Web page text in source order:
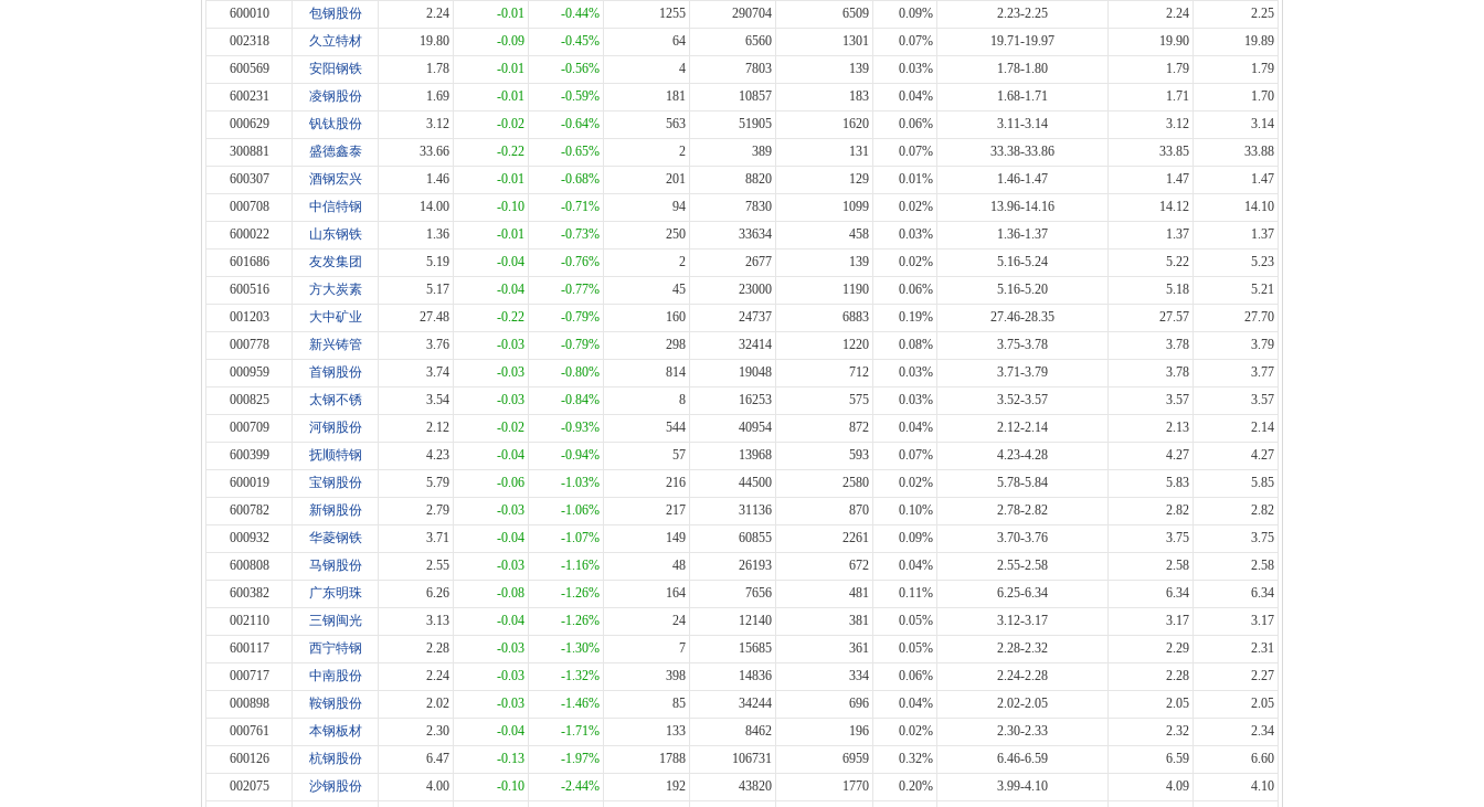
600010
包钢股份 2.24 -0.01 -0.44% 1255 290704 6509 0.09% 2.23-2.25 2.24
2.25
002318
久立特材 19.80 -0.09 -0.45% 64 6560 1301 0.07% 19.71-19.97 19.90
19.89
600569
安阳钢铁 1.78 -0.01 -0.56% 4 7803 139 0.03% 1.78-1.80 1.79
1.79
600231
凌钢股份 1.69 -0.01 -0.59% 181 10857 183 0.04% 1.68-1.71 1.71
1.70
000629
钒钛股份 3.12 -0.02 -0.64% 563 51905 1620 0.06% 3.11-3.14 3.12
3.14
300881
盛德鑫泰 33.66 -0.22 -0.65% 2 389 131 0.07% 33.38-33.86 33.85
33.88
600307
酒钢宏兴 1.46 -0.01 -0.68% 201 8820 129 0.01% 1.46-1.47 1.47
1.47
000708
中信特钢 14.00 -0.10 -0.71% 94 7830 1099 0.02% 13.96-14.16 14.12
14.10
600022
山东钢铁 1.36 -0.01 -0.73% 250 33634 458 0.03% 1.36-1.37 1.37
1.37
601686
友发集团 5.19 -0.04 -0.76% 2 2677 139 0.02% 5.16-5.24 5.22
5.23
600516
方大炭素 5.17 -0.04 -0.77% 45 23000 1190 0.06% 5.16-5.20 5.18
5.21
001203
大中矿业 27.48 -0.22 -0.79% 160 24737 6883 0.19% 27.46-28.35 27.57
27.70
000778
新兴铸管 3.76 -0.03 -0.79% 298 32414 1220 0.08% 3.75-3.78 3.78
3.79
000959
首钢股份 3.74 -0.03 -0.80% 814 19048 712 0.03% 3.71-3.79 3.78
3.77
000825
太钢不锈 3.54 -0.03 -0.84% 8 16253 575 0.03% 3.52-3.57 3.57
3.57
000709
河钢股份 2.12 -0.02 -0.93% 544 40954 872 0.04% 2.12-2.14 2.13
2.14
600399
抚顺特钢 4.23 -0.04 -0.94% 57 13968 593 0.07% 4.23-4.28 4.27
4.27
600019
宝钢股份 5.79 -0.06 -1.03% 216 44500 2580 0.02% 5.78-5.84 5.83
5.85
600782
新钢股份 2.79 -0.03 -1.06% 217 31136 870 0.10% 2.78-2.82 2.82
2.82
000932
华菱钢铁 3.71 -0.04 -1.07% 149 60855 2261 0.09% 3.70-3.76 3.75
3.75
600808
马钢股份 2.55 -0.03 -1.16% 48 26193 672 0.04% 2.55-2.58 2.58
2.58
600382
广东明珠 6.26 -0.08 -1.26% 164 7656 481 0.11% 6.25-6.34 6.34
6.34
002110
三钢闽光 3.13 -0.04 -1.26% 24 12140 381 0.05% 3.12-3.17 3.17
3.17
600117
西宁特钢 2.28 -0.03 -1.30% 7 15685 361 0.05% 2.28-2.32 2.29
2.31
000717
中南股份 2.24 -0.03 -1.32% 398 14836 334 0.06% 2.24-2.28 2.28
2.27
000898
鞍钢股份 2.02 -0.03 -1.46% 85 34244 696 0.04% 2.02-2.05 2.05
2.05
000761
本钢板材 2.30 -0.04 -1.71% 133 8462 196 0.02% 2.30-2.33 2.32
2.34
600126
杭钢股份 6.47 -0.13 -1.97% 1788 106731 6959 0.32% 6.46-6.59 6.59
6.60
002075
沙钢股份 4.00 -0.10 -2.44% 192 43820 1770 0.20% 3.99-4.10 4.09
4.10